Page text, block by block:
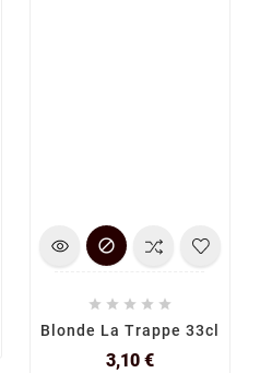

    
Blonde La Trappe 33cl
3,10 €Prix